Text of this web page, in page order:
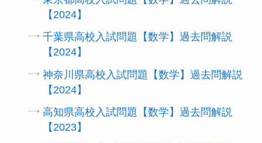
【2024】
千葉県高校入試問題【数学】過去問解説
【2024】
神奈川県高校入試問題【数学】過去問解説
【2024】
高知県高校入試問題【数学】過去問解説
【2023】